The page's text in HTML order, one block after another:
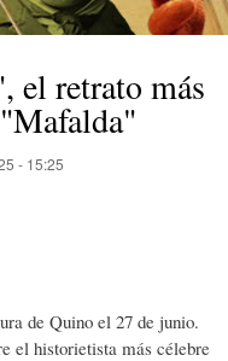
el retrato más
- 15:25
de Quino el 27 de junio.
el historietista más célebre